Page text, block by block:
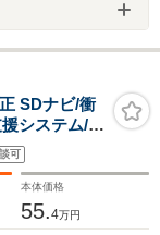
SDナビ/衝
システム/シ
接
可
本体価格
55.4万円